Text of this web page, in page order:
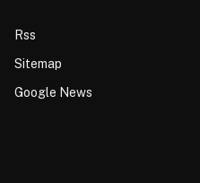
Rss
Sitemap
Google News